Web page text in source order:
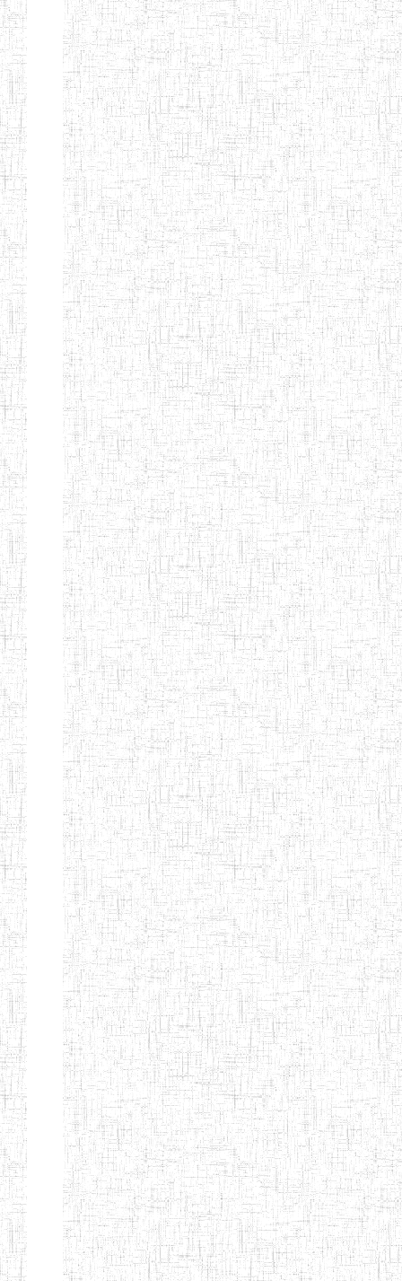
MODEL
INCLUSIVE
BILINGUAL
TEACHER
TRAINING
INSTITUTE
08/09/2015 ENIEG
CEFED/SPED/TTI
SANTA
17/11/2008 ENIEG
PTTC MBENGWI 06/08/1990 ENIEG
FULL GOSPEL
BTTC MBENGWI
02/10/1998 ENIEG
BAPTIST
TEACHERS
TRAINING
COLLEGE
08/08/1983 ENIEG
KENCHOLIA
TEACHER'S
TRAINING
COLLEGE
"K.T.T.C NDOP"
15/09/2015 ENIEG
ENIEG PRIVEE
BILINGUE
LAIQUE LES
PERFORMANCES
PEDAGOGIQUES
01/09/2015 ENIEG
ENIEG DU HAUT
NKAM
12/08/2013 ENIEG
ENIEG BILINGUE
DE L'IPEP DE
BANDJOUN
05/09/2003 ENIEG
ENIEG PRIVEE
NANFAH
07/09/2012 ENIEG
ENPIEG TERESA
JANE
14/03/2014 ENIEG
ENIEG
MODERNE
SAINTE MARIE
04/08/2010 ENIEG